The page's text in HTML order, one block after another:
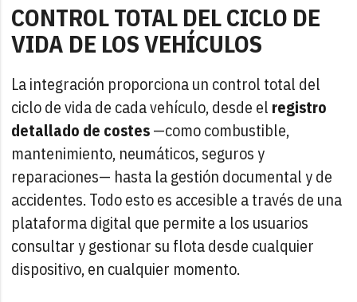
CONTROL TOTAL DEL CICLO DE
VIDA DE LOS VEHÍCULOS
La integración proporciona un control total del
ciclo de vida de cada vehículo, desde el registro
detallado de costes—como combustible,
mantenimiento, neumáticos, seguros y
reparaciones— hasta la gestión documental y de
accidentes. Todo esto es accesible a través de una
plataforma digital que permite a los usuarios
consultar y gestionar su flota desde cualquier
dispositivo, en cualquier momento.